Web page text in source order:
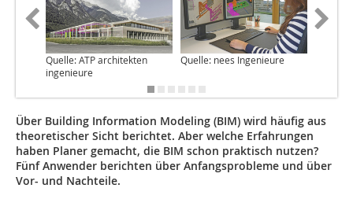
Quelle: ATP architekten
ingenieure
Quelle: nees Ingenieure
Über Building Information Modeling (BIM) wird häufig aus
theoretischer Sicht berichtet. Aber welche Erfahrungen
haben Planer gemacht, die BIM schon praktisch nutzen?
Fünf Anwender berichten über Anfangs­probleme und über
Vor- und Nachteile.